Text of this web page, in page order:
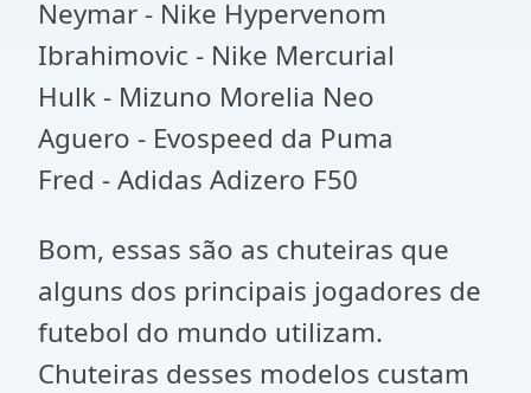
Neymar - Nike Hypervenom
Ibrahimovic - Nike Mercurial
Hulk - Mizuno Morelia Neo
Aguero - Evospeed da Puma
Fred - Adidas Adizero F50
Bom, essas são as chuteiras que
alguns dos principais jogadores de
futebol do mundo utilizam.
Chuteiras desses modelos custam